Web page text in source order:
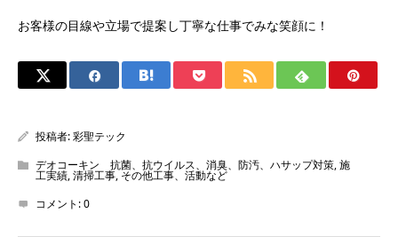
お客様の目線や立場で提案し丁寧な仕事でみな笑顔に！
投稿者:彩聖テック
デオコーキン 抗菌、抗ウイルス、消臭、防汚、ハサップ対策,施
工実績,清掃工事,その他工事、活動など
コメント:0